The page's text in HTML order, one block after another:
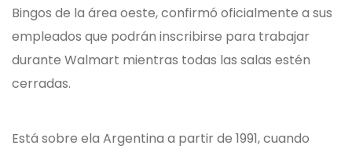
Bingos de la área oeste, confirmó oficialmente a sus
empleados que podrán inscribirse para trabajar
durante Walmart mientras todas las salas estén
cerradas.
Está sobre ela Argentina a partir de 1991, cuando